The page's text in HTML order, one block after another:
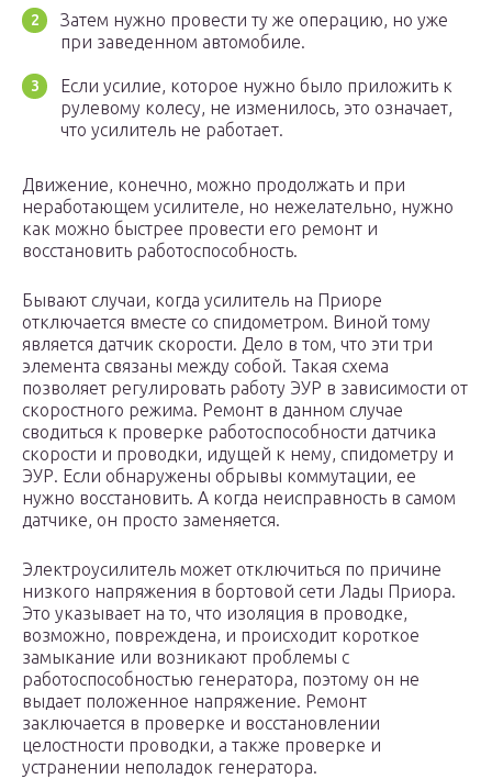
Затем нужно провести ту же операцию, но уже
при заведенном автомобиле.
Если усилие, которое нужно было приложить к
рулевому колесу, не изменилось, это означает,
что усилитель не работает.
Движение, конечно, можно продолжать и при
неработающем усилителе, но нежелательно, нужно
как можно быстрее провести его ремонт и
восстановить работоспособность.
Бывают случаи, когда усилитель на Приоре
отключается вместе со спидометром. Виной тому
является датчик скорости. Дело в том, что эти три
элемента связаны между собой. Такая схема
позволяет регулировать работу ЭУР в зависимости от
скоростного режима. Ремонт в данном случае
сводиться к проверке работоспособности датчика
скорости и проводки, идущей к нему, спидометру и
ЭУР. Если обнаружены обрывы коммутации, ее
нужно восстановить. А когда неисправность в самом
датчике, он просто заменяется.
Электроусилитель может отключиться по причине
низкого напряжения в бортовой сети Лады Приора.
Это указывает на то, что изоляция в проводке,
возможно, повреждена, и происходит короткое
замыкание или возникают проблемы с
работоспособностью генератора, поэтому он не
выдает положенное напряжение. Ремонт
заключается в проверке и восстановлении
целостности проводки, а также проверке и
устранении неполадок генератора.